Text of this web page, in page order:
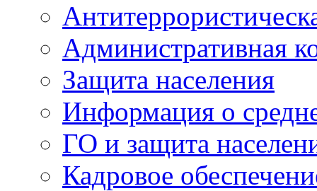
Административная
Защита населения
Информация о
ГО и защита
Кадровое